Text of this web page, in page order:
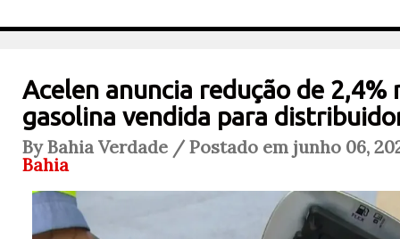
Acelen anuncia redução de 2,4%
gasolina vendida para
By Bahia Verdade / Postado em junho 06,
Bahia